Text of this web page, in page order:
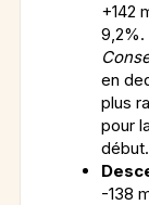
+142
9,2%.
en
plus
pour
début.
-138